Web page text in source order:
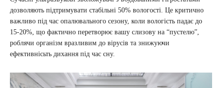
дозволяють підтримувати стабільні 50% вологості. Це критично
важливо під час опалювального сезону, коли вологість падає до
15-20%, що фактично перетворює вашу слизову на “пустелю”,
роблячи організм вразливим до вірусів та знижуючи
ефективнісьть дихання під час сну.